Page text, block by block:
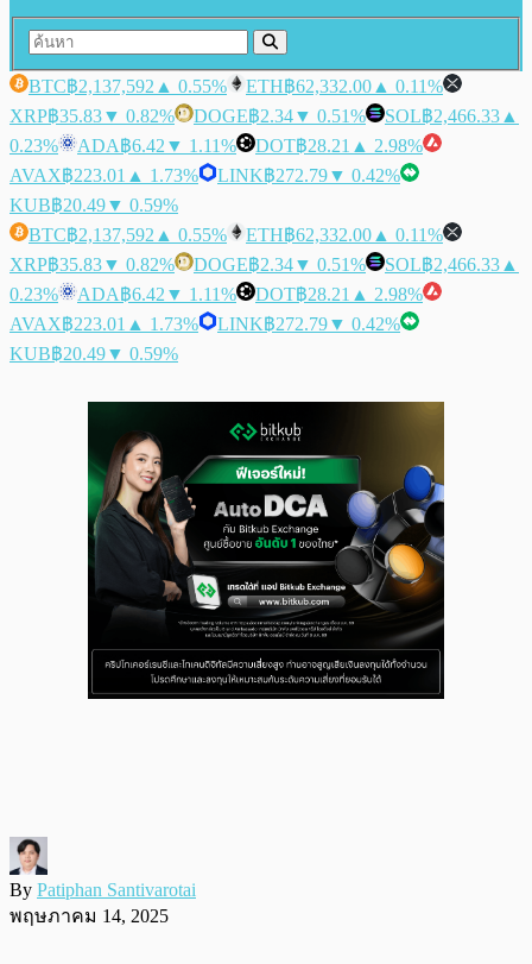
BTC฿2,137,592 ▲ 0.55% ETH฿62,332.00 ▲ 0.11%
XRP฿35.83▼ 0.82% DOGE฿2.34▼ 0.51% SOL฿2,466.33 ▲
0.23%
ADA฿6.42 ▼ 1.11% DOT฿28.21 ▲ 2.98%
AVAX฿223.01 ▲ 1.73% LINK฿272.79▼ 0.42%
KUB฿20.49▼ 0.59%
BTC฿2,137,592 ▲ 0.55% ETH฿62,332.00 ▲ 0.11%
XRP฿35.83▼ 0.82% DOGE฿2.34▼ 0.51% SOL฿2,466.33 ▲
0.23%
ADA฿6.42 ▼ 1.11% DOT฿28.21 ▲ 2.98%
AVAX฿223.01 ▲ 1.73% LINK฿272.79▼ 0.42%
KUB฿20.49▼ 0.59%
By Patiphan Santivarotai
พฤษภาคม 14, 2025